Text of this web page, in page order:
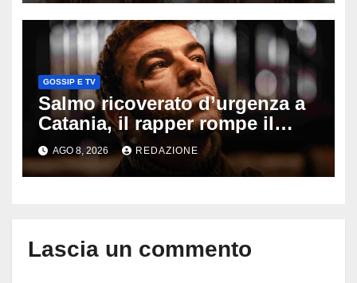
cui si è pentita
GOSSIP E TV
Salmo ricoverato d’urgenza a
Catania, il rapper rompe il
silenzio dopo la notte in
ospedale: come sta e cosa
succede al tour
AGO 8, 2026 REDAZIONE
Lascia un commento